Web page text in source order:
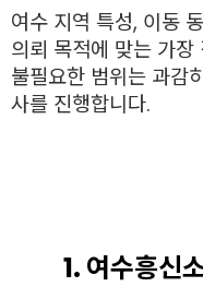
여수 지역 특성, 이동
의뢰 목적에 맞는 가
불필요한 범위는 과감
사를 진행합니다.
1. 여수흥신